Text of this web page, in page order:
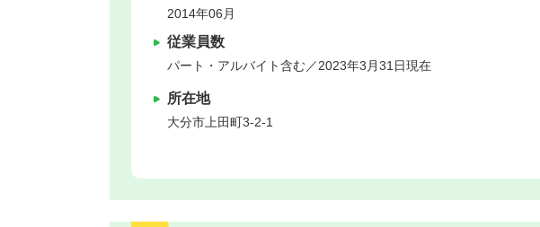
2014年06月
従業員数
パート・アルバイト含む／2023年3月31日現在
所在地
大分市 上田町3-2-1